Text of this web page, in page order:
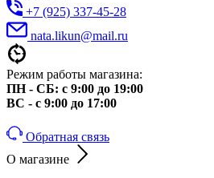
+7 (925) 337-45-28
nata.likun@mail.ru
Режим работы магазина:
ПН - СБ: с 9:00 до 19:00
ВС - с 9:00 до 17:00
Обратная связь
О магазине